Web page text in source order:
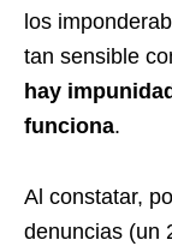
los
tan sensible
hay
funciona.
Al constatar,
denuncias (un